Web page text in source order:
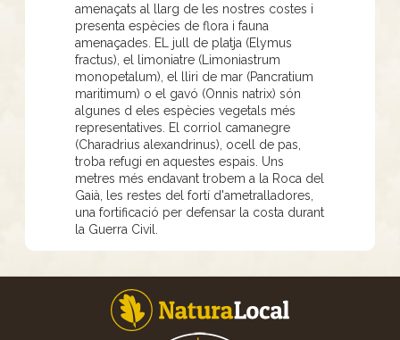
amenaçats al llarg de les nostres costes i
presenta espècies de flora i fauna
amenaçades. EL jull de platja (Elymus
fractus), el limoniatre (Limoniastrum
monopetalum), el lliri de mar (Pancratium
maritimum) o el gavó (Onnis natrix) són
algunes d eles espècies vegetals més
representatives. El corriol camanegre
(Charadrius alexandrinus), ocell de pas,
troba refugi en aquestes espais. Uns
metres més endavant trobem a la Roca del
Gaià, les restes del fortí d'ametralladores,
una fortificació per defensar la costa durant
la Guerra Civil.